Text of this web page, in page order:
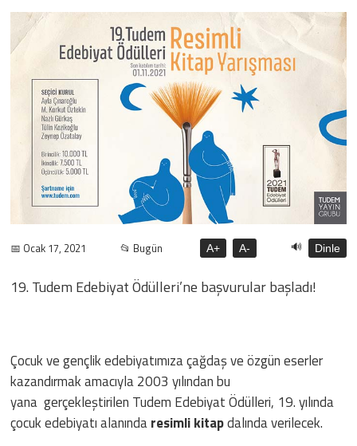
📅 Ocak 17, 2021 📂 Bugün A+ A- 🔊 Dinle
19. Tudem Edebiyat Ödülleri’ne başvurular başladı!
Çocuk ve gençlik edebiyatımıza çağdaş ve özgün eserler
kazandırmak amacıyla 2003 yılından bu
yana gerçekleştirilen Tudem Edebiyat Ödülleri, 19. yılında
çocuk edebiyatı alanındaresimli kitapdalında verilecek.